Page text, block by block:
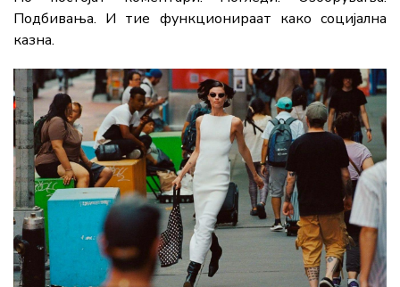
Подбивања. И тие функционираат како социјална
казна.